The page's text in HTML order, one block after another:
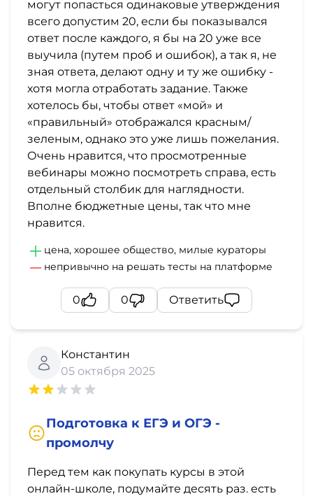
могут попасться одинаковые утверждения
всего допустим 20, если бы показывался
ответ после каждого, я бы на 20 уже все
выучила (путем проб и ошибок), а так я, не
зная ответа, делают одну и ту же ошибку -
хотя могла отработать задание. Также
хотелось бы, чтобы ответ «мой» и
«правильный» отображался красным/
зеленым, однако это уже лишь пожелания.
Очень нравится, что просмотренные
вебинары можно посмотреть справа, есть
отдельный столбик для наглядности.
Вполне бюджетные цены, так что мне
нравится.
цена, хорошее общество, милые кураторы
непривычно на решать тесты на платформе
0 0 Ответить
Константин
05 октября 2025
Подготовка к ЕГЭ и ОГЭ -
промолчу
Перед тем как покупать курсы в этой
онлайн-школе, подумайте десять раз. есть